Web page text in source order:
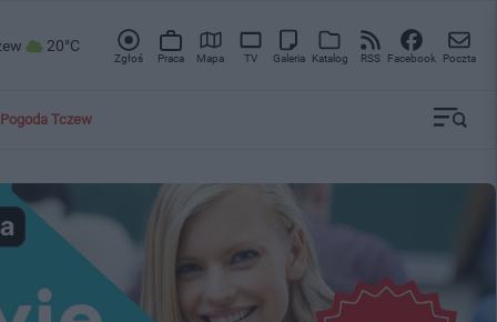
20°C
Zgłoś Praca Mapa TV Galeria Katalog RSS Facebook Poczta
Pogoda Tczew